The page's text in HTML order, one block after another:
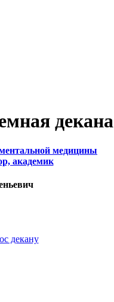
декана
медицины
академик
декану